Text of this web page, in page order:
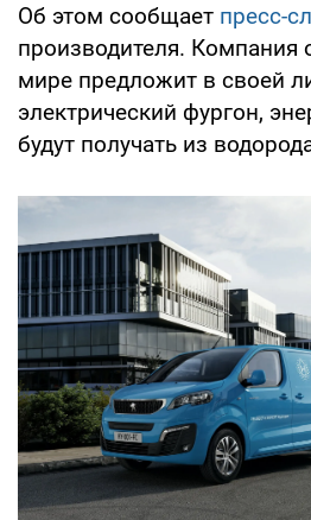
Об этом сообщает пресс-
производителя. Компания
мире предложит в своей
электрический фургон,
будут получать из